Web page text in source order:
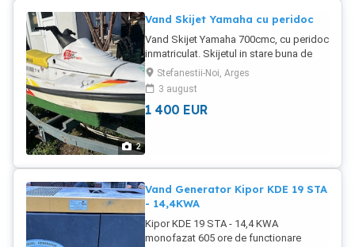
2
Vand Skijet Yamaha cu peridoc
Vand Skijet Yamaha 700cmc, cu peridoc
inmatriculat. Skijetul in stare buna de
functionare. Nu functioneaza display
bord si nu are baterie functionala.
Peridocul are o traversa
ruginita(necesita schimbare), instalatia
Stefanestii-Noi, Arges
3 august
1 400 EUR
Vand Generator Kipor KDE 19 STA
- 14,4KWA
Kipor KDE 19 STA - 14,4 KWA
monofazat 605 ore de functionare